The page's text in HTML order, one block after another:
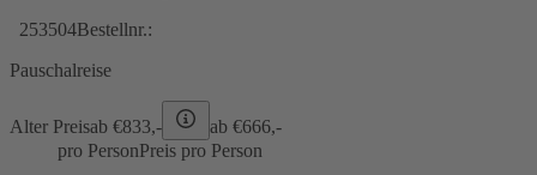
253504Bestellnr.:
Pauschalreise
Alter Preisab €833,- ab €666,-
pro PersonPreis pro Person